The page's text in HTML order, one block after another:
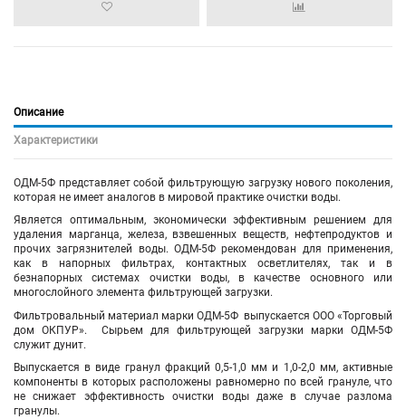
Описание
Характеристики
ОДМ-5Ф представляет собой фильтрующую загрузку нового поколения,
которая не имеет аналогов в мировой практике очистки воды.
Является оптимальным, экономически эффективным решением для
удаления марганца, железа, взвешенных веществ, нефтепродуктов и
прочих загрязнителей воды. ОДМ-5Ф рекомендован для применения,
как в напорных фильтрах, контактных осветлителях, так и в
безнапорных системах очистки воды, в качестве основного или
многослойного элемента фильтрующей загрузки.
Фильтровальный материал марки ОДМ-5Ф выпускается ООО «Торговый
дом ОКПУР». Сырьем для фильтрующей загрузки марки ОДМ-5Ф
служит дунит.
Выпускается в виде гранул фракций 0,5-1,0 мм и 1,0-2,0 мм, активные
компоненты в которых расположены равномерно по всей грануле, что
не снижает эффективность очистки воды даже в случае разлома
гранулы.